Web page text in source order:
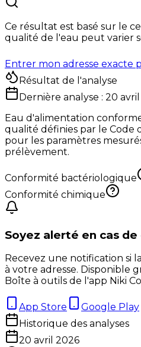
Ce résultat est basé sur le
qualité de l'eau peut varier
Entrer mon adresse exacte
Résultat de l'analyse
Dernière analyse : 20
Eau d'alimentation
qualité définies par le Code
pour les paramètres
prélèvement.
Conformité bactériologique
Conformité chimique
Soyez alerté en cas
Recevez une notification si
à votre adresse. Disponible
Boîte à outils de l'app Niki
App Store
Google Play
Historique des analyses
20 avril 2026